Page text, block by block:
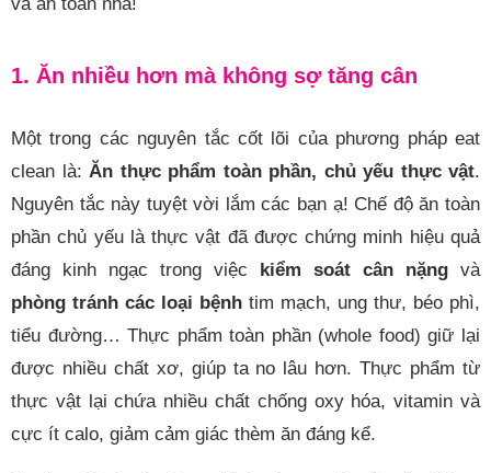
1. Ăn nhiều hơn mà không sợ tăng cân
Một trong các nguyên tắc cốt lõi của phương pháp eat
clean là: Ăn thực phẩm toàn phần, chủ yếu thực vật.
Nguyên tắc này tuyệt vời lắm các bạn ạ! Chế độ ăn toàn
phần chủ yếu là thực vật đã được chứng minh hiệu quả
đáng kinh ngạc trong việc kiểm soát cân nặng và
phòng tránh các loại bệnh tim mạch, ung thư, béo phì,
tiểu đường… Thực phẩm toàn phần (whole food) giữ lại
được nhiều chất xơ, giúp ta no lâu hơn. Thực phẩm từ
thực vật lại chứa nhiều chất chống oxy hóa, vitamin và
cực ít calo, giảm cảm giác thèm ăn đáng kể.